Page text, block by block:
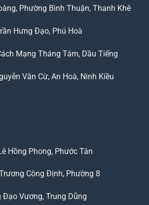
Phường Bình Thuận, Thanh Khê
Hưng Đạo, Phú Hoà
Mạng Tháng Tám, Dầu Tiếng
Văn Cừ, An Hoà, Ninh Kiều
Hồng Phong, Phước Tân
Công Định, Phường 8
Đạo Vương, Trung Dũng